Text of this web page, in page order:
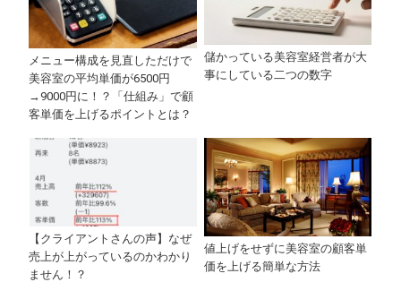
メニュー構成を見直しただけで
美容室の平均単価が6500円
→9000円に！？「仕組み」で顧
客単価を上げるポイントとは？
儲かっている美容室経営者が大
事にしている二つの数字
【クライアントさんの声】なぜ
売上が上がっているのかわかり
ません！？
値上げをせずに美容室の顧客単
価を上げる簡単な方法